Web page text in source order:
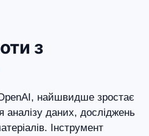
з
найшвидше зростає
аналізу даних, досліджень
Інструмент